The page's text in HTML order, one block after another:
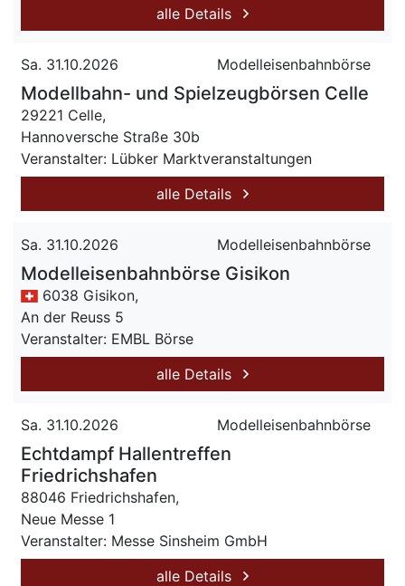
alle Details
Sa. 31.10.2026 Modelleisenbahnbörse
Modellbahn- und Spielzeugbörsen Celle
29221 Celle,
Hannoversche Straße 30b
Veranstalter: Lübker Marktveranstaltungen
alle Details
Sa. 31.10.2026 Modelleisenbahnbörse
Modelleisenbahnbörse Gisikon
6038 Gisikon,
An der Reuss 5
Veranstalter: EMBL Börse
alle Details
Sa. 31.10.2026 Modelleisenbahnbörse
Echtdampf Hallentreffen
Friedrichshafen
88046 Friedrichshafen,
Neue Messe 1
Veranstalter: Messe Sinsheim GmbH
alle Details